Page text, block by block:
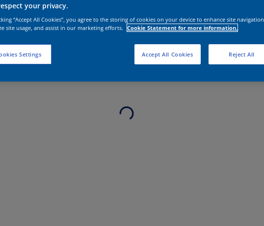
your privacy.
“Accept All Cookies”, you agree to the storing of cookies on your device to enhance site navigation,
site usage, and assist in our marketing efforts. Cookie Statement for more information.
Settings Reject All
Accept All Cookies